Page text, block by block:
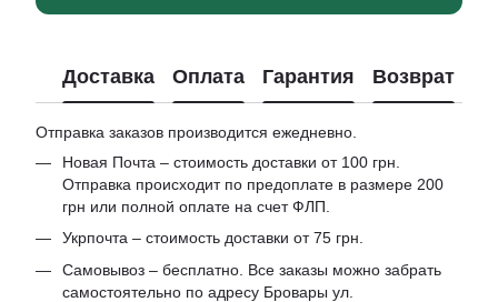
Доставка Оплата Гарантия Возврат
Отправка заказов производится ежедневно.
Новая Почта – стоимость доставки от 100 грн.
Отправка происходит по предоплате в размере 200
грн или полной оплате на счет ФЛП.
Укрпочта – стоимость доставки от 75 грн.
Самовывоз – бесплатно. Все заказы можно забрать
самостоятельно по адресу Бровары ул.